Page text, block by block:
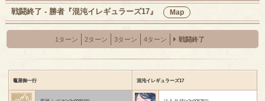
戦闘終了 - 勝者『混沌イレギュラーズ17』 Map
1ターン 2ターン 3ターン 4ターン 戦闘終了
竈屋御一行 混沌イレギュラーズ17